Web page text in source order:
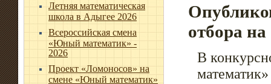
Летняя математическая
школа в Адыгее 2026
Всероссийская смена
«Юный математик» -
2026
Проект «Ломоносов» на
смене «Юный математик»
отбора на
В